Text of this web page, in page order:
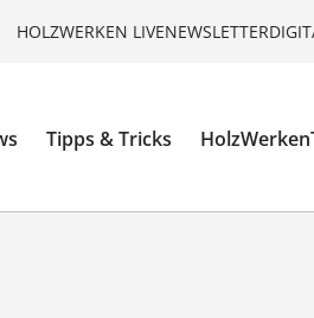
HOLZWERKEN LIVENEWSLETTER
Tipps & Tricks